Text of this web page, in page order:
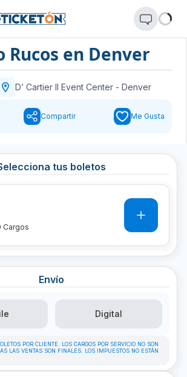
Rucos en Denver
D’ Cartier II Event Center- Denver
Compartir Me Gusta
tus boletos
Cargos
Envío
Digital
POR CLIENTE. LOS CARGOS POR SERVICIO NO SON
LAS VENTAS SON FINALES. LOS IMPUESTOS NO ESTÁN